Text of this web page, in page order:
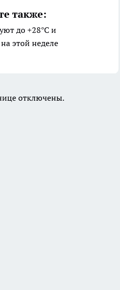
также:
до +28°С и
этой неделе
отключены.